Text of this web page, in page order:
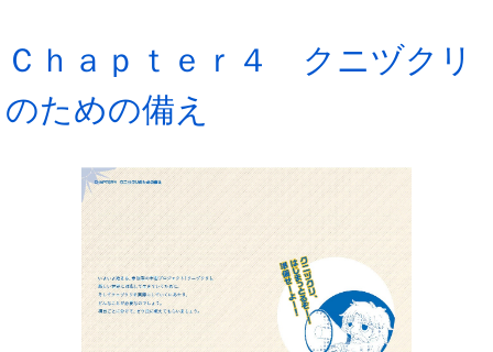
Ｃｈａｐｔｅｒ４ クニヅクリ
のための備え